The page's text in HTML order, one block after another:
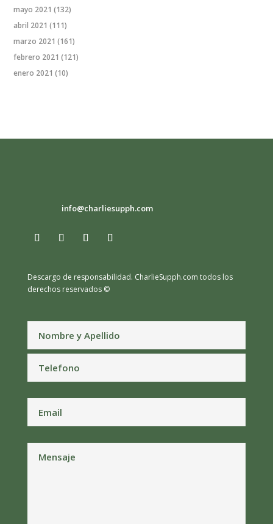
mayo 2021 (132)
abril 2021 (111)
marzo 2021 (161)
febrero 2021 (121)
enero 2021 (10)
info@charliesupph.com
Descargo de responsabilidad. CharlieSupph.com todos los
derechos reservados ©